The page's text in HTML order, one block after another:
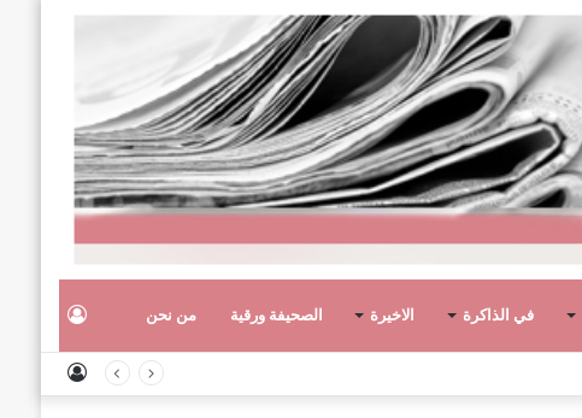
في الذاكرة الاخيرة الصحيفة ورقية من نحن